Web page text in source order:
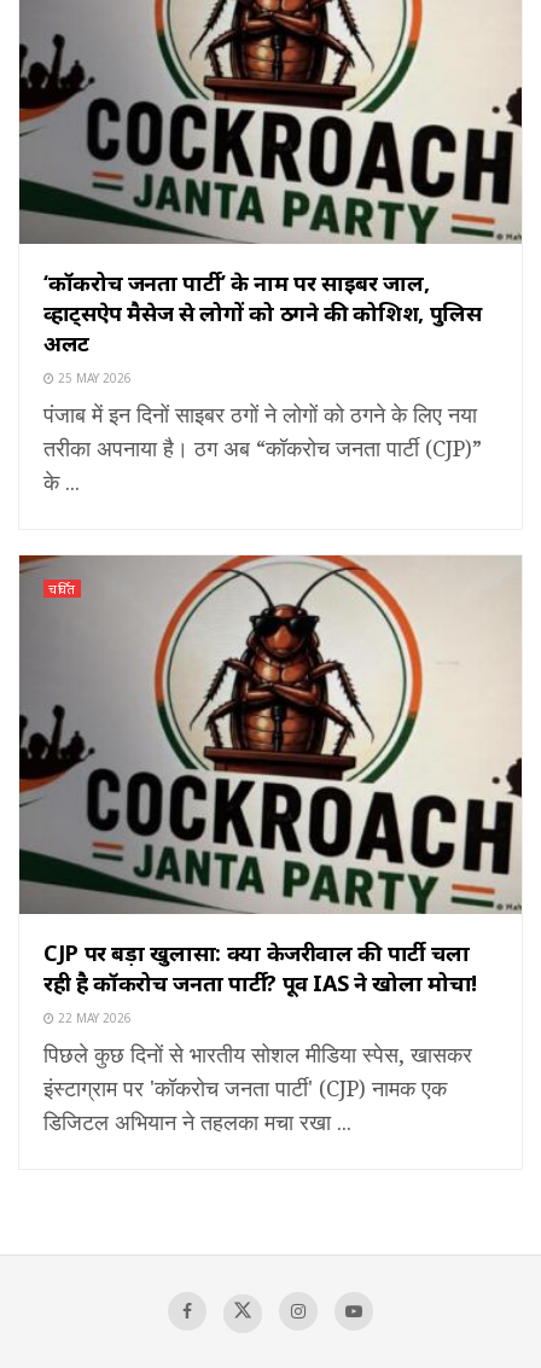
‘कॉकरोच जनता पार्टी’ के नाम पर साइबर जाल,
व्हाट्सऐप मैसेज से लोगों को ठगने की कोशिश, पुलिस
अलर्ट
25 MAY 2026
पंजाब में इन दिनों साइबर ठगों ने लोगों को ठगने के लिए नया
तरीका अपनाया है। ठग अब “कॉकरोच जनता पार्टी (CJP)”
के ...
चर्चित
CJP पर बड़ा खुलासा: क्या केजरीवाल की पार्टी चला
रही है कॉकरोच जनता पार्टी? पूर्व IAS ने खोला मोर्चा!
22 MAY 2026
पिछले कुछ दिनों से भारतीय सोशल मीडिया स्पेस, खासकर
इंस्टाग्राम पर 'कॉकरोच जनता पार्टी' (CJP) नामक एक
डिजिटल अभियान ने तहलका मचा रखा ...